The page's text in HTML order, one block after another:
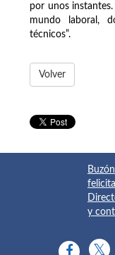
por unos
mundo laboral,
técnicos”.
Volver
y